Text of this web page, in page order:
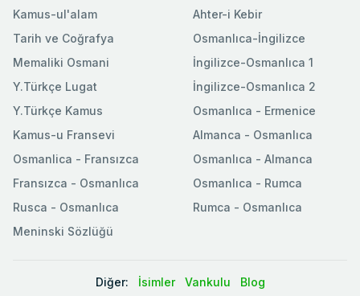
Kamus-ul'alam
Tarih ve Coğrafya
Memaliki Osmani
Y.Türkçe Lugat
Y.Türkçe Kamus
Ahter-i Kebir
Osmanlıca-İngilizce
İngilizce-Osmanlıca 1
İngilizce-Osmanlıca 2
Osmanlıca - Ermenice
Kamus-u Fransevi
Osmanlica - Fransızca
Fransızca - Osmanlıca
Rusca - Osmanlıca
Meninski Sözlüğü
Almanca - Osmanlıca
Osmanlıca - Almanca
Osmanlıca - Rumca
Rumca - Osmanlıca
Diğer: İsimler Vankulu Blog